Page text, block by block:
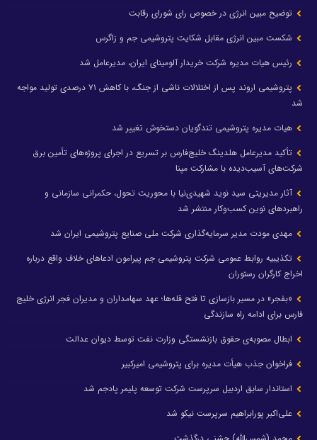
توضیح مبین انرژی در خصوص رای شورای رقابت
شکست مبین انرژی مقابل شکایت پتروشیمی جم و زاگرس
رئیس هیات مدیره شرکت خریدار آلومینای ایران، مدیرعامل شد
پتروشیمی اروند پس از اختلالات ناشی از جنگ، با کاهش ۷۱ درصدی تولید مواجه
شد
هیات مدیره پتروشیمی تندگویان دستخوش تغییر شد
تأکید مدیرعامل هلدینگ خلیج‌فارس بر تسریع در اجرای پروژه‌های تأمین برق
شرکت‌های آسیب‌دیده با مشارکت مپنا
آثار مدیریتی سید نوید شهیدی‌نیا با محوریت تحول، حکمرانی سازمانی و
راهبردهای نوین کسب‌وکار منتشر شد
مهدی مودت مدیر سرمایه‌گذاری شرکت ملی صنایع پتروشیمی ایران شد
تکذیبیه روابط عمومی شرکت پتروشیمی جم پیرامون ادعاهای خلاف واقع درباره
اخراج کارگران رستوران
«بفجر» در مسیر بازسازی تا فتح قله‌ها؛ عهد سهامداران و مدیران فجر انرژی خلیج
فارس برای ادامه راه سازندگی
ابطال مصوبه‌ی حقوق بازنشستگی وزارت نفت توسط دیوان عدالت
فراخوان جذب هیأت مدیره برای پتروشیمی امیرکبیر
استاندار سابق اردبیل سرپرست شرکت توسعه پلیمر پادجم شد
علی‌اکبر پورابراهیم سرپرست نیکو شد